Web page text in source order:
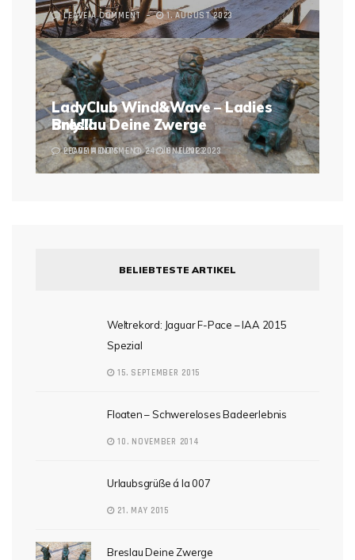
LEAVE A COMMENT 1. AUGUST 2023
Breslau Deine Zwerge
2 COMMENTS 24. JUNE 2023
LadyClub Wind&Wave – Ladies
only!!!
LEAVE A COMMENT 6. JUNE 2023
BELIEBTESTE ARTIKEL
Weltrekord: Jaguar F-Pace – IAA 2015
Spezial
15. SEPTEMBER 2015
Floaten – Schwereloses Badeerlebnis
10. NOVEMBER 2014
Urlaubsgrüße á la 007
21. MAY 2015
Breslau Deine Zwerge